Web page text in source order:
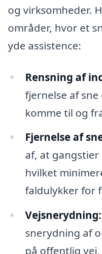
og virksomheder.
områder, hvor et
yde assistence:
Rensning af
fjernelse af
komme til og
Fjernelse af
af, at
hvilket
faldulykker for
Vejsnerydning:
snerydning af
på offentlig